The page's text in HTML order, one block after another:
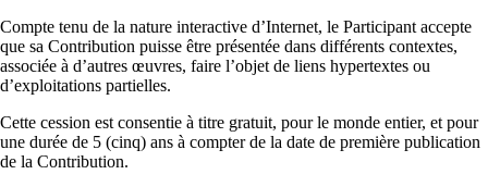
Compte tenu de la nature interactive d’Internet, le Participant accepte
que sa Contribution puisse être présentée dans différents contextes,
associée à d’autres œuvres, faire l’objet de liens hypertextes ou
d’exploitations partielles.
Cette cession est consentie à titre gratuit, pour le monde entier, et pour
une durée de 5 (cinq) ans à compter de la date de première publication
de la Contribution.